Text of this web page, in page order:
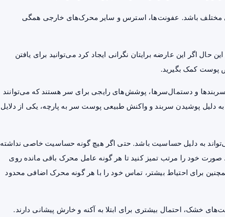
مختلف باشد. عفونت‌ها، استرس و سایر محرک‌های خارجی همگی
حال اگر این عارضه برایتان نگرانی ایجاد کرد می‌توانید برای یافتن
پوست کمک بگیرید.
سربندها و دستمال‌سرها، پوشش‌های رایجی برای سر هستند که می‌توانند
دلیل پوشیدن سربند و واکنش طبیعی پوست سر به پارچه، یکی از دلایل
به دلیل حساسیت باشد. حتی اگر هیچ گونه حساسیت خاصی نداشته
خود را مرتب تمیز کنید تا هر گونه عامل محرک باقی مانده روی
برای احتیاط بیشتر، تماس خود را با هر گونه محرک اضافی محدود
خشک، احتمال بیشتری برای ابتلا به آکنه و خارش پیشانی دارند.